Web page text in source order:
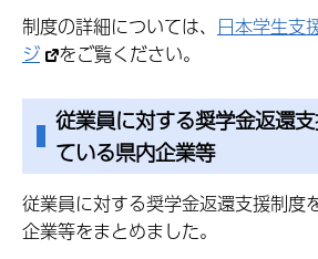
制度の詳細については、 日本学生支
ジ
をご覧ください。
従業員に対する奨学金返還
ている県内企業等
従業員に対する奨学金返還支援制度
企業等をまとめました。